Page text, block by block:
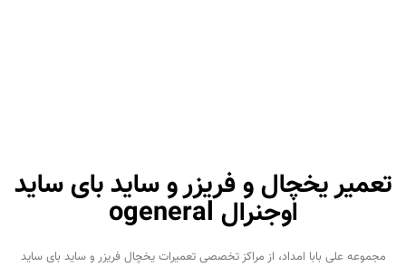
تعمیر یخچال و فریزر و ساید بای ساید
اوجنرال ogeneral
مجموعه علی بابا امداد، از مراکز تخصصی تعمیرات یخچال فریزر و ساید بای ساید